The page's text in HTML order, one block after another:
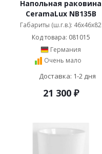
Напольная раковина
CeramaLux NB135B
Габариты (ш.г.в.): 46x46x82
Код товара: 081015
Германия
Очень мало
Доставка: 1-2 дня
21 300₽